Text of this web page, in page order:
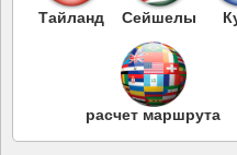
Тайланд Сейшелы
расчет маршрута